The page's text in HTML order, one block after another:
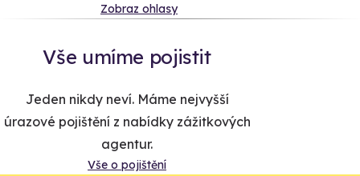
Zobraz ohlasy
Vše umíme pojistit
Jeden nikdy neví. Máme nejvyšší
úrazové pojištění z nabídky zážitkových
agentur.
Vše o pojištění